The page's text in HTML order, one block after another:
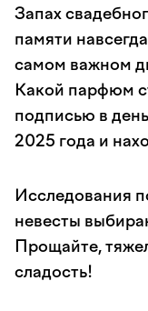
Запах
памяти
самом важном
Какой парфюм
подписью в
2025 года и
Исследования
невесты
Прощайте,
сладость!